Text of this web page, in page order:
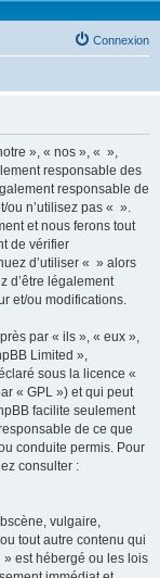
Connexion
», « nos », « »,
responsable des
responsable de
ou n’utilisez pas « ».
et nous ferons tout
de vérifier
d’utiliser « » alors
d’être légalement
et/ou modifications.
par « ils », « eux »,
Limited »,
sous la licence «
« GPL ») et qui peut
facilite seulement
de ce que
conduite permis. Pour
consulter :
vulgaire,
tout autre contenu qui
est hébergé ou les lois